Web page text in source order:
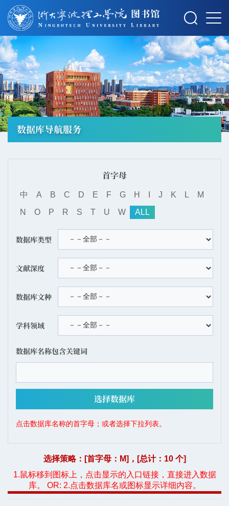
摄影：秋草
数据库导航服务
首字母
中 A B C D E F G H J K L
M
N
O P R S T U W ALL
数据库类型
文献深度
数据库文种
学科领域
数据库名称包含关键词
点击数据库名称的首字母；或者选择下拉列表。
选择策略：[首字母： M]，[总计：10 个]
1.鼠标移到图标上，点击显示的入口链接，直接进入数据
库。 OR: 2.点击数据库名或图标显示详细内容。